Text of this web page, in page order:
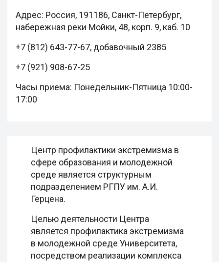
Адрес: Россия, 191186, Санкт-Петербург,
набережная реки Мойки, 48, корп. 9, каб. 10
+7 (812) 643-77-67, добавочный 2385
+7 (921) 908-67-25
Часы приема: Понедельник-Пятница 10:00-
17:00
Центр профилактики экстремизма в
сфере образования и молодежной
среде является структурным
подразделением РГПУ им. А.И.
Герцена.
Целью деятельности Центра
является профилактика экстремизма
в молодежной среде Университета,
посредством реализации комплекса